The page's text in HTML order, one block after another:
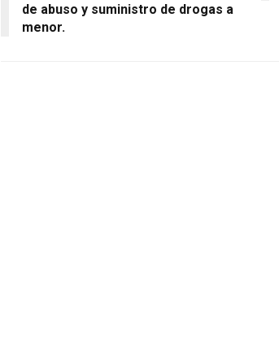
de abuso y suministro de drogas a
menor.